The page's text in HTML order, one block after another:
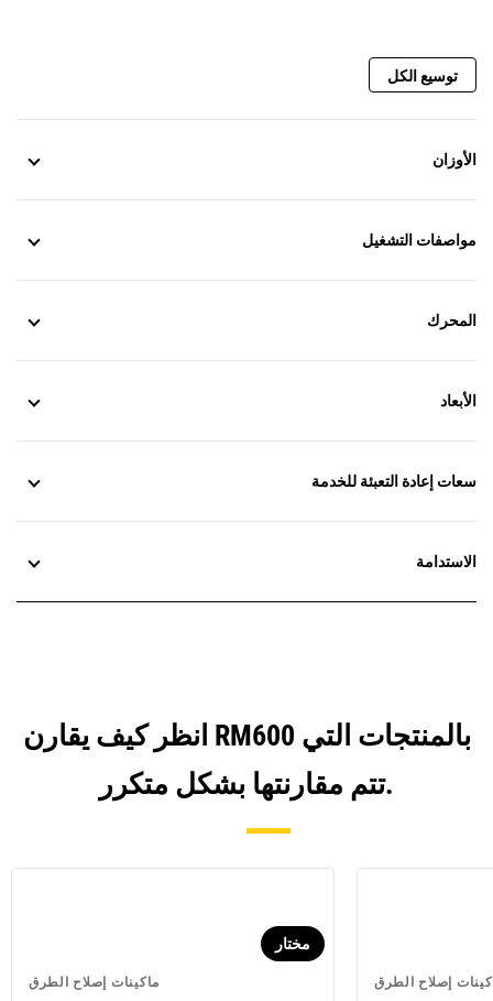
توسيع الكل
الأوزان
مواصفات التشغيل
المحرك
الأبعاد
سعات إعادة التعبئة للخدمة
الاستدامة
انظر كيف يقارن RM600 بالمنتجات التي
تتم مقارنتها بشكل متكرر.
ماكينات إصلاح الطرق
مختار
إصلاح الطرق